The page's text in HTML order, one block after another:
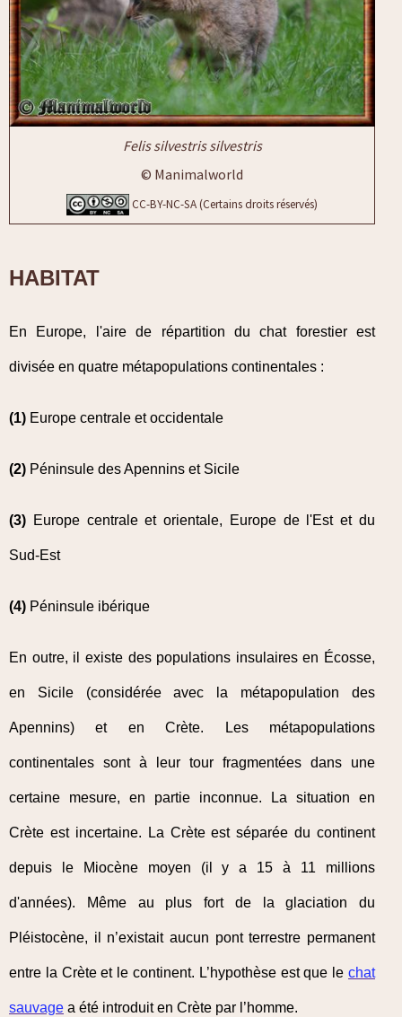
Felis silvestris silvestris
© Manimalworld
CC-BY-NC-SA (Certains droits réservés)
HABITAT
En Europe, l'aire de répartition du chat forestier est
divisée en quatre métapopulations continentales :
(1) Europe centrale et occidentale
(2) Péninsule des Apennins et Sicile
(3) Europe centrale et orientale, Europe de l'Est et du
Sud-Est
(4) Péninsule ibérique
En outre, il existe des populations insulaires en Écosse,
en Sicile (considérée avec la métapopulation des
Apennins) et en Crète. Les métapopulations
continentales sont à leur tour fragmentées dans une
certaine mesure, en partie inconnue. La situation en
Crète est incertaine. La Crète est séparée du continent
depuis le Miocène moyen (il y a 15 à 11 millions
d'années). Même au plus fort de la glaciation du
Pléistocène, il n’existait aucun pont terrestre permanent
entre la Crète et le continent. L’hypothèse est que le chat
sauvage a été introduit en Crète par l’homme.